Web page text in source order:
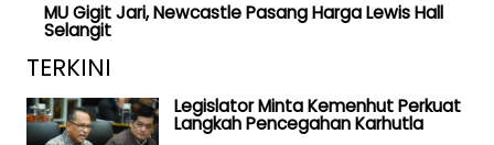
MU Gigit Jari, Newcastle Pasang Harga Lewis Hall
Selangit
TERKINI
Legislator Minta Kemenhut Perkuat
Langkah Pencegahan Karhutla